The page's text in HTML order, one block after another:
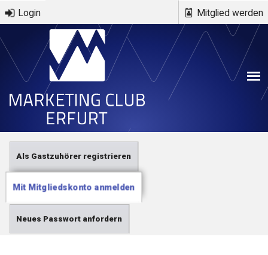
Direkt zum Inhalt
Login Mitglied werden
Haupt-Reiter
Als Gastzuhörer registrieren
Mit Mitgliedskonto anmelden(aktiver
Reiter)
Neues Passwort anfordern